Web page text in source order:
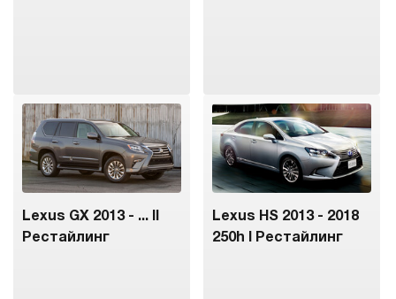
Lexus GX 2013 - ... II
Рестайлинг
Lexus HS 2013 - 2018
250h I Рестайлинг